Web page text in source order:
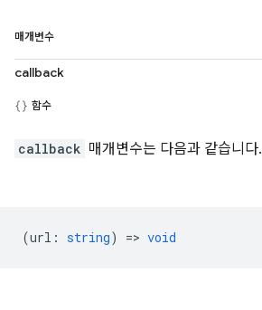
매개변수
callback
함수
callback 매개변수는 다음과 같습니다.
(url : string) => void